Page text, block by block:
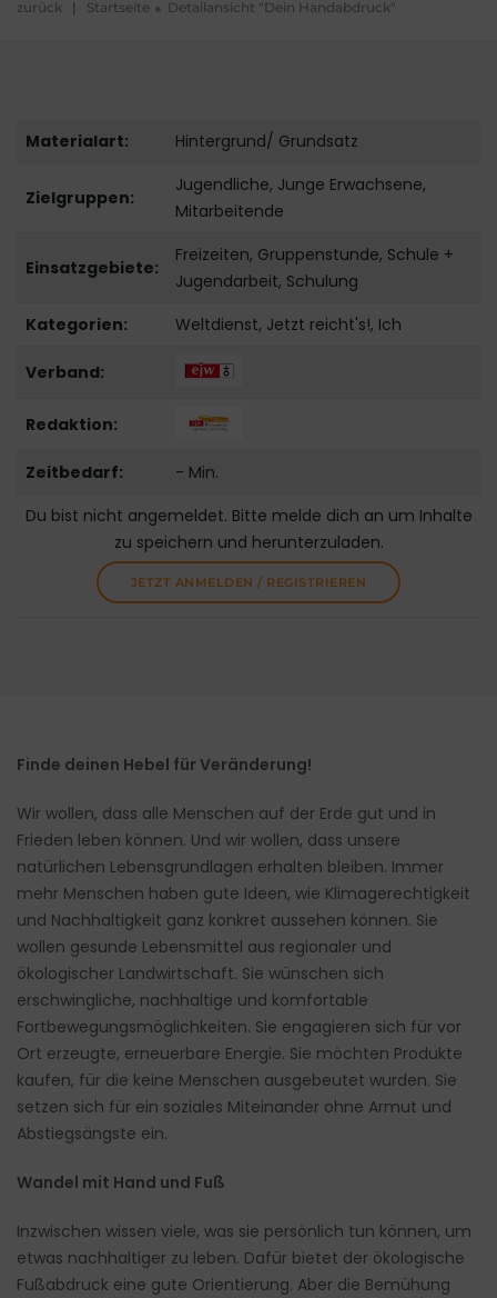
zurück | Startseite Detailansicht "Dein Handabdruck"
Materialart: Hintergrund/ Grundsatz
Zielgruppen:
Jugendliche, Junge Erwachsene,
Mitarbeitende
Einsatzgebiete:
Freizeiten, Gruppenstunde, Schule +
Jugendarbeit, Schulung
Kategorien:
Weltdienst, Jetzt reicht's!, Ich
Verband:
Redaktion:
Zeitbedarf:
- Min.
Du bist nicht angemeldet. Bitte melde dich an um Inhalte
zu speichern und herunterzuladen.
JETZT ANMELDEN / REGISTRIEREN
Finde deinen Hebel für Veränderung!
Wir wollen, dass alle Menschen auf der Erde gut und in
Frieden leben können. Und wir wollen, dass unsere
natürlichen Lebensgrundlagen erhalten bleiben. Immer
mehr Menschen haben gute Ideen, wie Klimagerechtigkeit
und Nachhaltigkeit ganz konkret aussehen können. Sie
wollen gesunde Lebensmittel aus regionaler und
ökologischer Landwirtschaft. Sie wünschen sich
erschwingliche, nachhaltige und komfortable
Fortbewegungsmöglichkeiten. Sie engagieren sich für vor
Ort erzeugte, erneuerbare Energie. Sie möchten Produkte
kaufen, für die keine Menschen ausgebeutet wurden. Sie
setzen sich für ein soziales Miteinander ohne Armut und
Abstiegsängste ein.
Wandel mit Hand und Fuß
Inzwischen wissen viele, was sie persönlich tun können, um
etwas nachhaltiger zu leben. Dafür bietet der ökologische
Fußabdruck eine gute Orientierung. Aber die Bemühung